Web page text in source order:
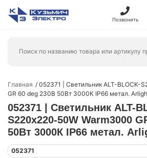
Позвонить
Главная
052371 | Светильник ALT-BLOCK-
GR 60 deg 230В 50Вт 3000К IP66 метал.
052371 | Светильник ALT-
S220x220-50W Warm3000
50Вт 3000К IP66 метал.
052371